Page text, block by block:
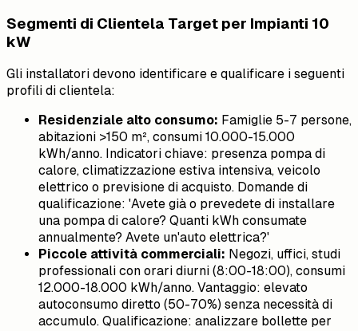
Segmenti di Clientela Target per Impianti 10
kW
Gli installatori devono identificare e qualificare i seguenti
profili di clientela:
Residenziale alto consumo: Famiglie 5-7 persone,
abitazioni >150 m², consumi 10.000-15.000
kWh/anno. Indicatori chiave: presenza pompa di
calore, climatizzazione estiva intensiva, veicolo
elettrico o previsione di acquisto. Domande di
qualificazione: 'Avete già o prevedete di installare
una pompa di calore? Quanti kWh consumate
annualmente? Avete un'auto elettrica?'
Piccole attività commerciali: Negozi, uffici, studi
professionali con orari diurni (8:00-18:00), consumi
12.000-18.000 kWh/anno. Vantaggio: elevato
autoconsumo diretto (50-70%) senza necessità di
accumulo. Qualificazione: analizzare bollette per